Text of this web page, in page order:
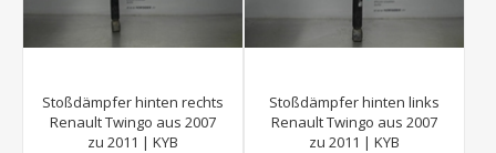
Stoßdämpfer hinten rechts
Renault Twingo aus 2007
zu 2011 | KYB
Stoßdämpfer hinten links
Renault Twingo aus 2007
zu 2011 | KYB